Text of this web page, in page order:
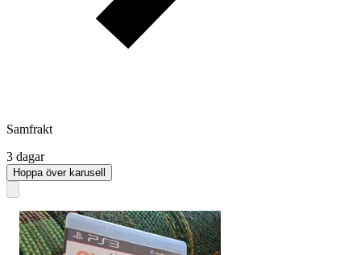
Samfrakt
3 dagar
Hoppa över karusell